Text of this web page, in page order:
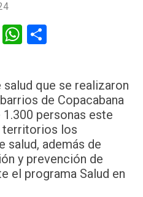
LinkedIn
WhatsApp
salud que se realizaron
de Copacabana
personas este
territorios los
salud, además de
y prevención de
el programa Salud en